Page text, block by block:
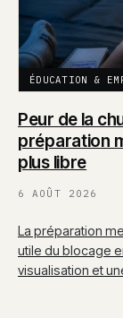
ÉDUCATION &
Peur de la
préparation
plus libre
6 AOÛT 2026
La préparation
utile du blocage
visualisation et